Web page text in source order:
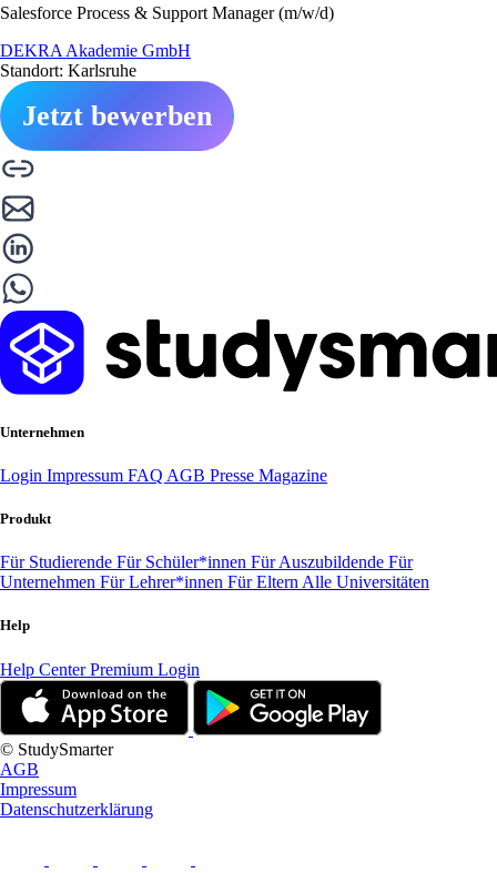
Salesforce Process & Support Manager (m/w/d)
DEKRA Akademie GmbH
Standort: Karlsruhe
Jetzt bewerben
Unternehmen
Login Impressum FAQ AGB Presse Magazine
Produkt
Für Studierende Für Schüler*innen Für Auszubildende Für
Unternehmen Für Lehrer*innen Für Eltern Alle Universitäten
Help
Help CenterPremium Login
© StudySmarter
AGB
Impressum
Datenschutzerklärung